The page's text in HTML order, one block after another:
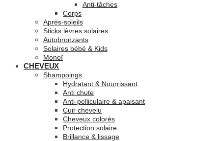
Anti-tâches
Corps
Après-soleils
Sticks lèvres solaires
Autobronzants
Solaires bébé & Kids
Monoï
CHEVEUX
Shampoings
Hydratant & Nourrissant
Anti chute
Anti-pelliculaire & apaisant
Cuir chevelu
Cheveux colorés
Protection solaire
Brillance & lissage